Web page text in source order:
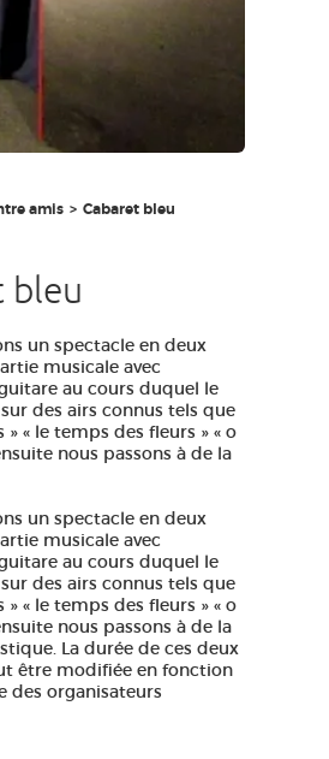
amis Cabaret bleu
bleu
un spectacle en deux
musicale avec
au cours duquel le
des airs connus tels que
» « le temps des fleurs » « o
nous passons à de la
un spectacle en deux
musicale avec
au cours duquel le
des airs connus tels que
» « le temps des fleurs » « o
nous passons à de la
La durée de ces deux
être modifiée en fonction
des organisateurs